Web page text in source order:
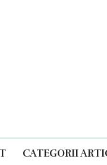
CATEGORII